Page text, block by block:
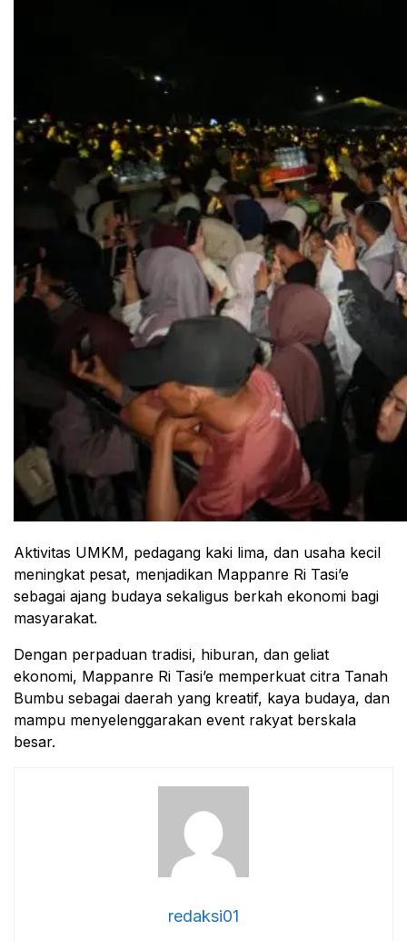
Aktivitas UMKM, pedagang kaki lima, dan usaha kecil
meningkat pesat, menjadikan Mappanre Ri Tasi’e
sebagai ajang budaya sekaligus berkah ekonomi bagi
masyarakat.
Dengan perpaduan tradisi, hiburan, dan geliat
ekonomi, Mappanre Ri Tasi’e memperkuat citra Tanah
Bumbu sebagai daerah yang kreatif, kaya budaya, dan
mampu menyelenggarakan event rakyat berskala
besar.
redaksi01